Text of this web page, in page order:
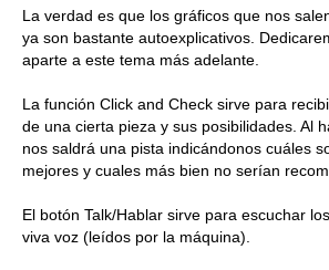
La verdad es que los gráficos que nos
ya son bastante autoexplicativos.
aparte a este tema más adelante.
La función Click and Check sirve para
de una cierta pieza y sus posibilidades. Al
nos saldrá una pista indicándonos cuáles
mejores y cuales más bien no serían
El botón Talk/Hablar sirve para escuchar
viva voz (leídos por la máquina).